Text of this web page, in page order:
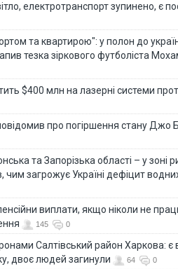
електротранспорт зупинено, є
та квартирою": у полон до
тезка зіркового футболіста
$400 млн на лазерні системи
про погіршення стану Джо
та Запорізька області – у зоні
чим загрожує Україні дефіцит
виплати, якщо ніколи не
145 0
Салтівський район Харкова: є
двоє людей загинули
64 0